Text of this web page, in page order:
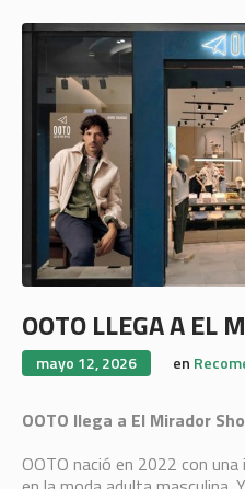
OOTO LLEGA A EL
mayo 12, 2026 en
OOTO llega a El Mirador
OOTO nació en 2022 con